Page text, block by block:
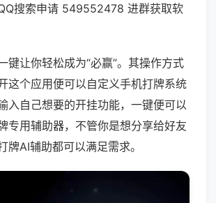
搜索申请 549552478 进群获取软
键让你轻松成为“必赢”。其操作方式
这个应用便可以自定义手机打牌系统
入自己想要的开挂功能，一键便可以
专用辅助器，不管你是想分享给好友
牌AI辅助都可以满足需求。